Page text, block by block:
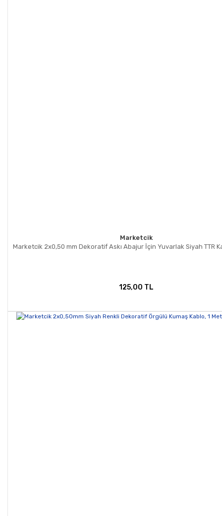
Marketcik
Marketcik 2x0,50 mm Dekoratif Askı Abajur İçin Yuvarlak Siyah TTR
125,00 TL